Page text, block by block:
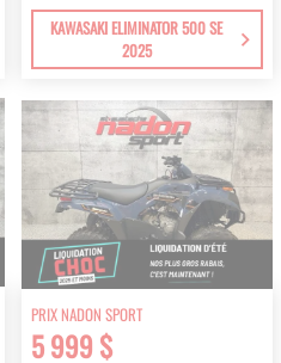
KAWASAKI ELIMINATOR 500 SE
2025
PRIX NADON SPORT
5 999 $